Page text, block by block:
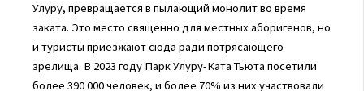
Улуру, превращается в пылающий монолит во время
заката. Это место священно для местных аборигенов, но
и туристы приезжают сюда ради потрясающего
зрелища. В 2023 году Парк Улуру-Ката Тьюта посетили
более 390 000 человек, и более 70% из них участвовали